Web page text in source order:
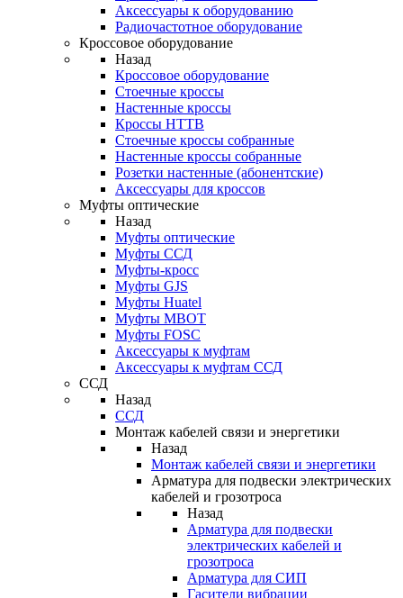
Аксессуары к оборудованию
Радиочастотное оборудование
Кроссовое оборудование
Назад
Кроссовое оборудование
Стоечные кроссы
Настенные кроссы
Кроссы HTTB
Стоечные кроссы собранные
Настенные кроссы собранные
Розетки настенные (абонентские)
Аксессуары для кроссов
Муфты оптические
Назад
Муфты оптические
Муфты ССД
Муфты-кросс
Муфты GJS
Муфты Huatel
Муфты МВОТ
Муфты FOSC
Аксессуары к муфтам
Аксессуары к муфтам ССД
ССД
Назад
ССД
Монтаж кабелей связи и энергетики
Назад
Монтаж кабелей связи и энергетики
Арматура для подвески электрических
кабелей и грозотроса
Назад
Арматура для подвески
электрических кабелей и
грозотроса
Арматура для СИП
Гасители вибрации